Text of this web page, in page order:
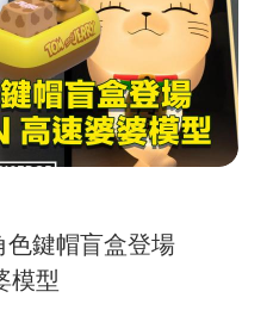
鍵帽盲盒登場
模型